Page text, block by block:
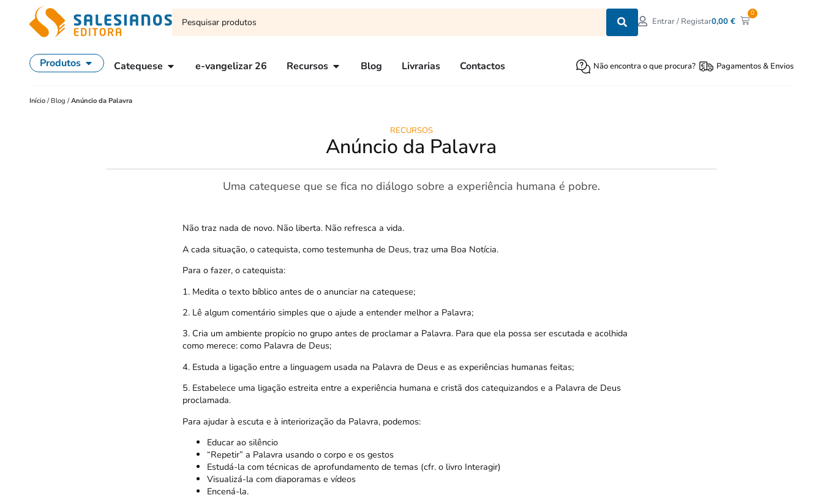
Entrar / Registar0,00€
0
Produtos Catequese e-vangelizar 26 Recursos Blog Livrarias Contactos Não encontra o que procura? Pagamentos & Envios
Início / Blog /Anúncio da Palavra
RECURSOS
Anúncio da Palavra
Uma catequese que se fica no diálogo sobre a experiência humana é pobre.
Não traz nada de novo. Não liberta. Não refresca a vida.
A cada situação, o catequista, como testemunha de Deus, traz uma Boa Notícia.
Para o fazer, o catequista:
1. Medita o texto bíblico antes de o anunciar na catequese;
2. Lê algum comentário simples que o ajude a entender melhor a Palavra;
3. Cria um ambiente propício no grupo antes de proclamar a Palavra. Para que ela possa ser escutada e acolhida
como merece: como Palavra de Deus;
4. Estuda a ligação entre a linguagem usada na Palavra de Deus e as experiências humanas feitas;
5. Estabelece uma ligação estreita entre a experiência humana e cristã dos catequizandos e a Palavra de Deus
proclamada.
Para ajudar à escuta e à interiorização da Palavra, podemos:
Educar ao silêncio
“Repetir” a Palavra usando o corpo e os gestos
Estudá-la com técnicas de aprofundamento de temas (cfr. o livro Interagir)
Visualizá-la com diaporamas e vídeos
Encená-la.